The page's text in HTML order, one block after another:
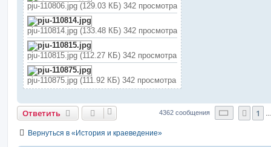
pju-110806.jpg (129.03 КБ) 342 просмотра
pju-110814.jpg (133.48 КБ) 342 просмотра
pju-110815.jpg (112.27 КБ) 342 просмотра
pju-110875.jpg (111.92 КБ) 342 просмотра
Ответить 4362 сообщения Страница
1
Вернуться в «История и краеведение»